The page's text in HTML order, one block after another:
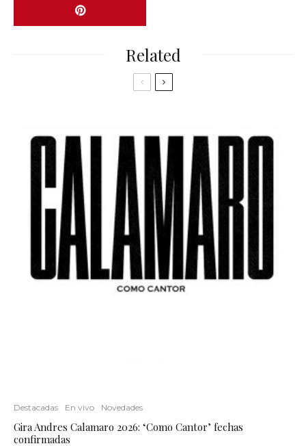
Related
Destacadas En vivo Novedades
Gira Andres Calamaro 2026: ‘Como Cantor’ fechas
confirmadas